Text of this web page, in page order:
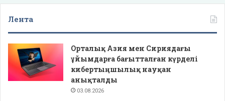
Лента
Орталық Азия мен Сириядағы
ұйымдарға бағытталған күрделі
кибертыңшылық науқан
анықталды
03.08.2026